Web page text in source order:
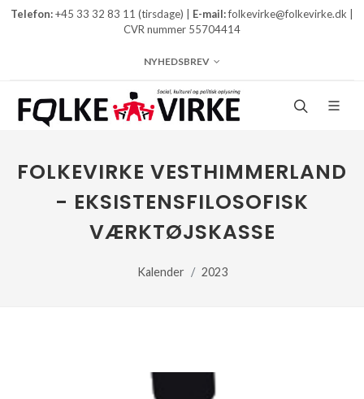
Telefon:+45 33 32 83 11 (tirsdage) | E-mail:folkevirke@folkevirke.dk |
CVR nummer 55704414
NYHEDSBREV
FOLKEVIRKE VESTHIMMERLAND
- EKSISTENSFILOSOFISK
VÆRKTØJSKASSE
Kalender 2023